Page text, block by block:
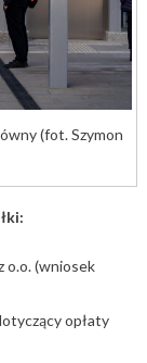
(fot. Szymon
o.o. (wniosek
opłaty